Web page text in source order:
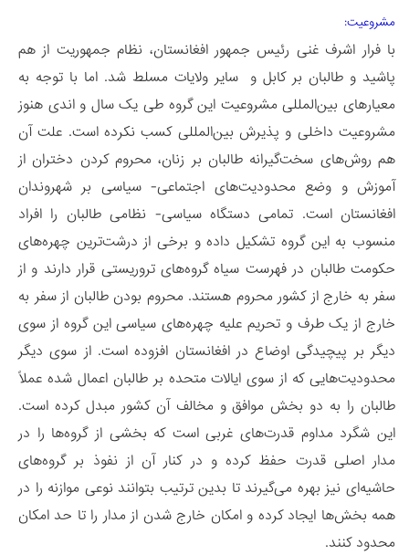
مشروعیت:
با فرار اشرف غنی رئیس جمهور افغانستان، نظام جمهوریت از هم
پاشید و طالبان بر کابل و سایر ولایات مسلط شد. اما با توجه به
معیار‌های بین‌المللی مشروعیت این گروه طی یک سال و اندی هنوز
مشروعیت داخلی و پذیرش بین‌المللی کسب نکرده است. علت آن
هم روش‌های سخت‌گیرانه‌ طالبان بر زنان، محروم کردن دختران از
آموزش و وضع محدودیت‌های اجتماعی- سیاسی بر شهروندان
افغانستان است. تمامی دستگاه سیاسی- نظامی طالبان را افراد
منسوب به این گروه تشکیل داده و برخی از درشت‌ترین‌ چهره‌های
حکومت طالبان در فهرست سیاه گروه‌های تروریستی‌ قرار دارند و از
سفر به خارج از کشور محروم هستند. محروم بودن طالبان از سفر به
خارج از یک طرف و تحریم علیه چهره‌های سیاسی این گروه از سوی
دیگر بر پیچید‌گی اوضاع در افغانستان افزوده است. از سوی دیگر
محدودیت‌هایی که از سوی ایالات متحده بر طالبان اعمال شده عملاً
طالبان را به دو بخش موافق و مخالف آن کشور مبدل کرده است.
این شگرد مداوم قدرت‌های غربی است که بخشی از گروه‌ها را در
مدار اصلی قدرت حفظ کرده و در کنار آن از نفوذ بر گروه‌های
حاشیه‌ای نیز بهره می‌گیرند تا بدین ترتیب بتوانند نوعی موازنه را در
همه بخش‌ها ایجاد کرده و امکان خارج شدن از مدار را تا حد امکان
محدود کنند.